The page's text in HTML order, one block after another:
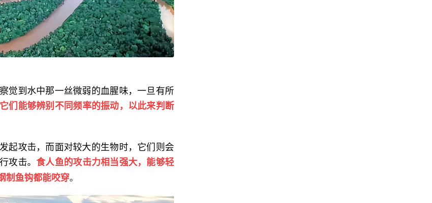
觉到水中那一丝微弱的血腥味，一旦有所
它们能够辨别不同频率的振动，以此来判断
起攻击，而面对较大的生物时，它们则会
攻击。食人鱼的攻击力相当强大，能够轻
制鱼钩都能咬穿。